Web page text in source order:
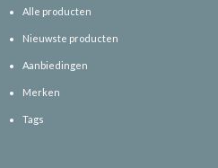
Alle producten
Nieuwste producten
Aanbiedingen
Merken
Tags